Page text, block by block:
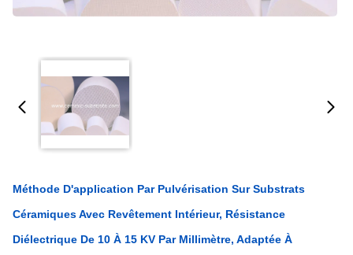
Méthode D'application Par Pulvérisation Sur Substrats
Céramiques Avec Revêtement Intérieur, Résistance
Diélectrique De 10 À 15 KV Par Millimètre, Adaptée À